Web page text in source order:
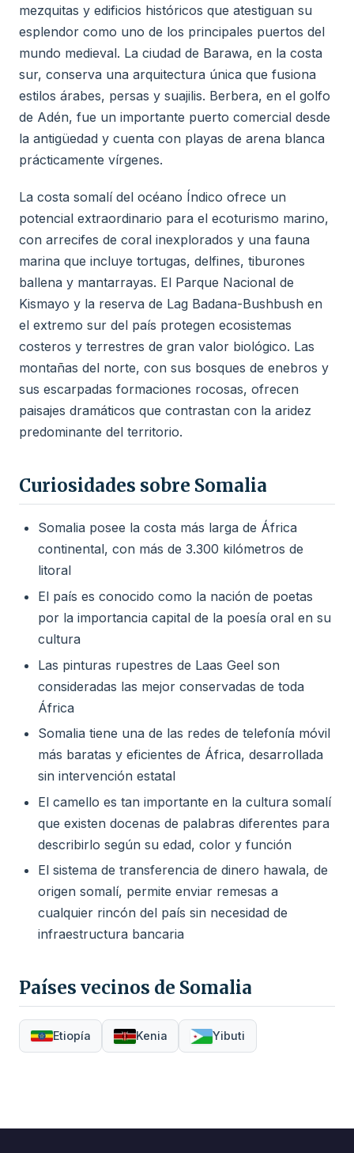
mezquitas y edificios históricos que atestiguan su
esplendor como uno de los principales puertos del
mundo medieval. La ciudad de Barawa, en la costa
sur, conserva una arquitectura única que fusiona
estilos árabes, persas y suajilis. Berbera, en el golfo
de Adén, fue un importante puerto comercial desde
la antigüedad y cuenta con playas de arena blanca
prácticamente vírgenes.
La costa somalí del océano Índico ofrece un
potencial extraordinario para el ecoturismo marino,
con arrecifes de coral inexplorados y una fauna
marina que incluye tortugas, delfines, tiburones
ballena y mantarrayas. El Parque Nacional de
Kismayo y la reserva de Lag Badana-Bushbush en
el extremo sur del país protegen ecosistemas
costeros y terrestres de gran valor biológico. Las
montañas del norte, con sus bosques de enebros y
sus escarpadas formaciones rocosas, ofrecen
paisajes dramáticos que contrastan con la aridez
predominante del territorio.
Curiosidades sobre Somalia
Somalia posee la costa más larga de África
continental, con más de 3.300 kilómetros de
litoral
El país es conocido como la nación de poetas
por la importancia capital de la poesía oral en su
cultura
Las pinturas rupestres de Laas Geel son
consideradas las mejor conservadas de toda
África
Somalia tiene una de las redes de telefonía móvil
más baratas y eficientes de África, desarrollada
sin intervención estatal
El camello es tan importante en la cultura somalí
que existen docenas de palabras diferentes para
describirlo según su edad, color y función
El sistema de transferencia de dinero hawala, de
origen somalí, permite enviar remesas a
cualquier rincón del país sin necesidad de
infraestructura bancaria
Países vecinos de Somalia
Etiopía Kenia Yibuti